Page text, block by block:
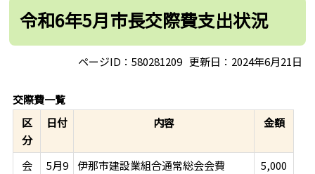
で
令和6年5月市長交際費支出状況
ページID：580281209 更新日：2024年6月21日
交際費一覧
区
分
日付 内容 金額
会
5月9
伊那市建設業組合通常総会会費
5,000